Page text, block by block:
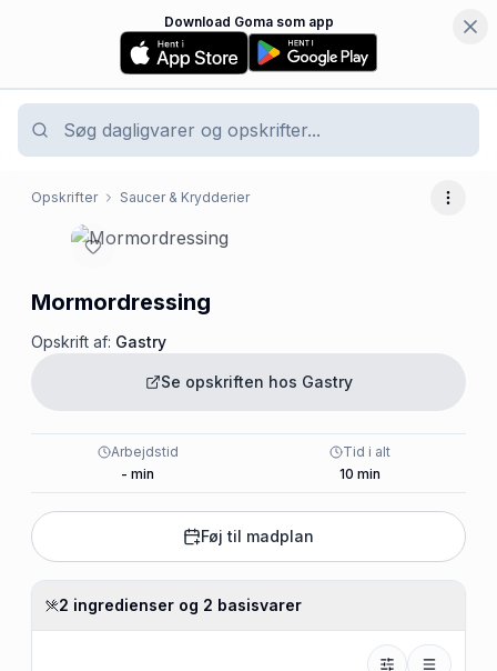
Download Goma som app
Opskrifter Saucer & Krydderier Flere
Mormordressing
Opskrift af: Gastry
Se opskriften hos Gastry
Arbejdstid
- min
Tid i alt
10 min
Føj til madplan
2 ingredienser og 2 basisvarer